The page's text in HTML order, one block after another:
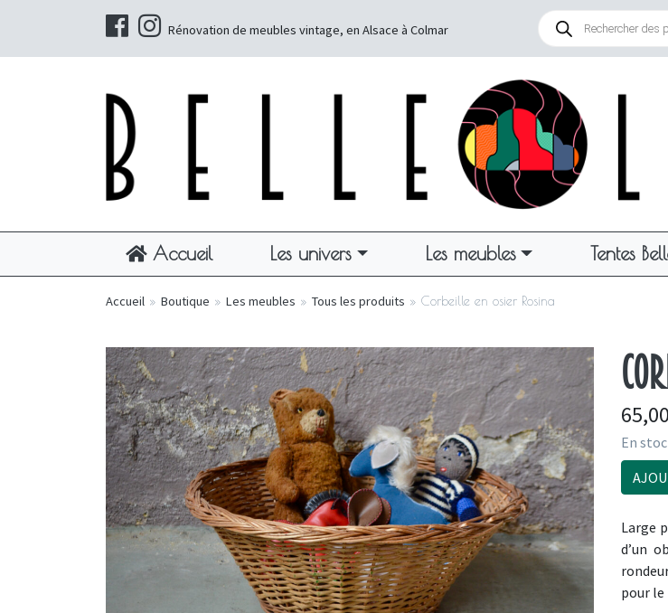
Rénovation de meubles vintage, en Alsace à Colmar
Recherche
produits
Accueil Les univers Les meubles Tentes
Accueil » Boutique » Les meubles » Tous les produits » Corbeille en osier Rosina
65,00
En
Large
d’un
pour le